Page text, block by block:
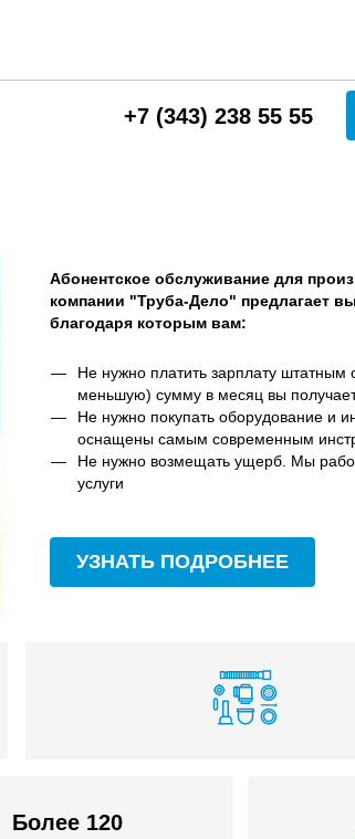
+7 (343) 238 55 55
Абонентское обслуживание для
компании "Труба-Дело" предлагает
благодаря которым вам:
Не нужно платить зарплату штатным
меньшую) сумму в месяц вы
Не нужно покупать оборудование и
оснащены самым современным
Не нужно возмещать ущерб. Мы
услуги
УЗНАТЬ ПОДРОБНЕЕ
Более 120